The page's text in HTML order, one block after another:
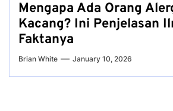
Mengapa Ada Orang
Kacang? Ini Penjelasan
Faktanya
Brian White January 10, 2026